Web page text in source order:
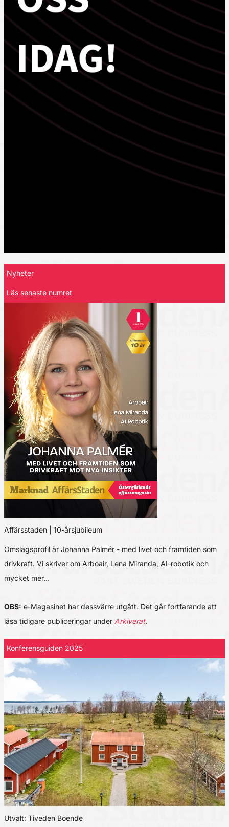
Nyheter
Läs senaste numret
Affärsstaden | 10-årsjubileum
Omslagsprofil är Johanna Palmér - med livet och framtiden som
drivkraft. Vi skriver om Arboair, Lena Miranda, AI-robotik och
mycket mer…
OBS: e-Magasinet har dessvärre utgått. Det går fortfarande att
läsa tidigare publiceringar under Arkiverat.
Konferensguiden 2025
Utvalt: Tiveden Boende